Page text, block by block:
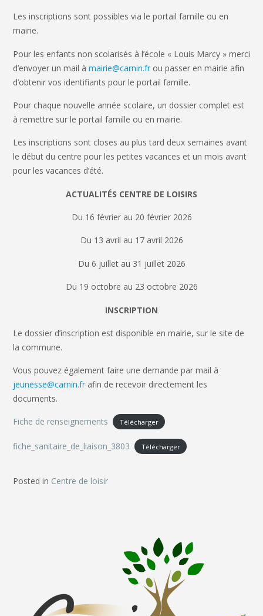
Les inscriptions sont possibles via le portail famille ou en
mairie.
Pour les enfants non scolarisés à l’école « Louis Marcy » merci
d’envoyer un mail à mairie@carnin.fr ou passer en mairie afin
d’obtenir vos identifiants pour le portail famille.
Pour chaque nouvelle année scolaire, un dossier complet est
à remettre sur le portail famille ou en mairie.
Les inscriptions sont closes au plus tard deux semaines avant
le début du centre pour les petites vacances et un mois avant
pour les vacances d’été.
ACTUALITÉS CENTRE DE LOISIRS
Du 16 février au 20 février 2026
Du 13 avril au 17 avril 2026
Du 6 juillet au 31 juillet 2026
Du 19 octobre au 23 octobre 2026
INSCRIPTION
Le dossier d’inscription est disponible en mairie, sur le site de
la commune.
Vous pouvez également faire une demande par mail à
jeunesse@carnin.fr afin de recevoir directement les
documents.
Fiche de renseignements Télécharger
fiche_sanitaire_de_liaison_3803 Télécharger
Posted in Centre de loisir